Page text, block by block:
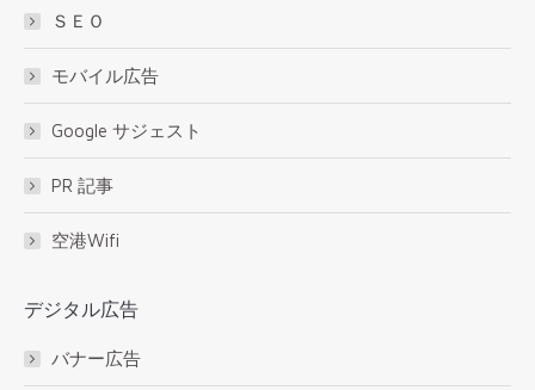
ＳＥＯ
モバイル広告
Google サジェスト
PR 記事
空港Wifi
デジタル広告
バナー広告